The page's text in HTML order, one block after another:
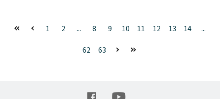
1 2 ... 8 9 10 11 12 13 14 ...
62 63